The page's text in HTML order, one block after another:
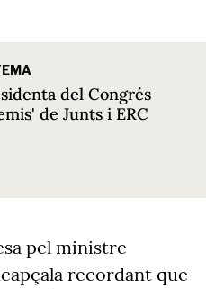
del Congrés
de Junts i ERC
pel ministre
recordant que